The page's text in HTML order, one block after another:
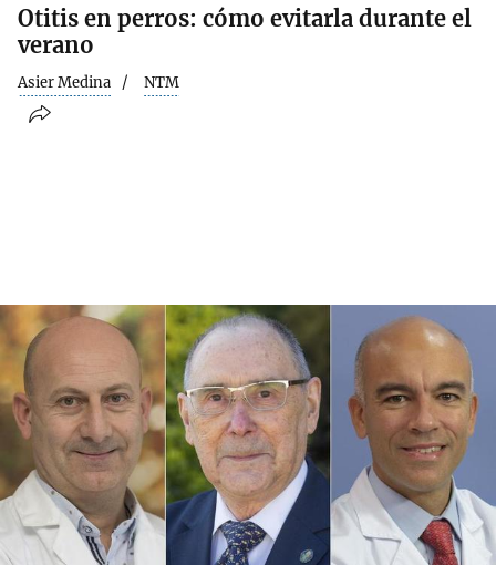
Otitis en perros: cómo evitarla durante el
verano
Asier Medina NTM